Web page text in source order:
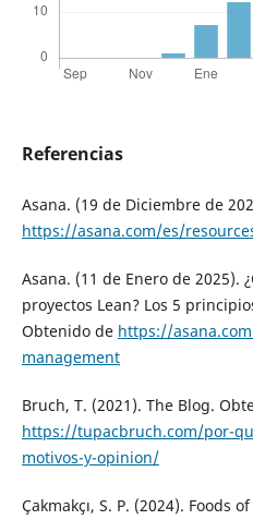
Referencias
Asana. (19 de Diciembre de
https://asana.com/es/
Asana. (11 de Enero de 2025).
proyectos Lean? Los 5
Obtenido de https://
management
Bruch, T. (2021). The Blog.
https://tupacbruch.com/por-
motivos-y-opinion/
Çakmakçı, S. P. (2024). Foods